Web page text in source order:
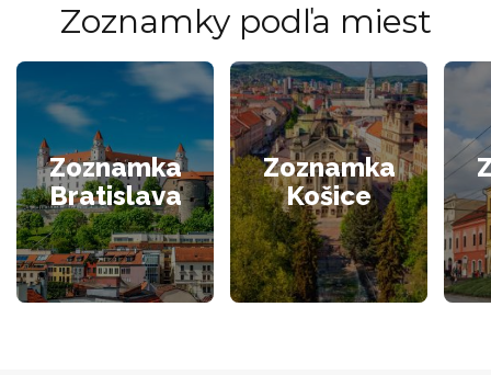
Zoznamky podľa miest
Zoznamka
Bratislava
Zoznamka
Košice